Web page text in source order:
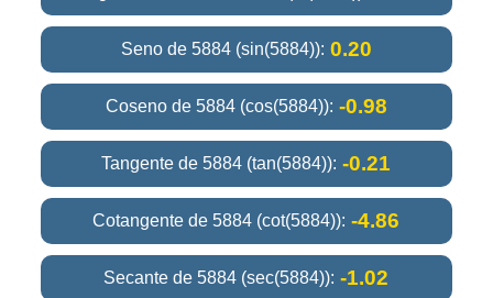
Seno de 5884 (sin(5884)): 0.20
Coseno de 5884 (cos(5884)): -0.98
Tangente de 5884 (tan(5884)): -0.21
Cotangente de 5884 (cot(5884)): -4.86
Secante de 5884 (sec(5884)): -1.02